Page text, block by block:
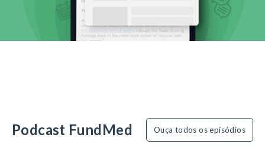
Podcast FundMed Ouça todos os episódios